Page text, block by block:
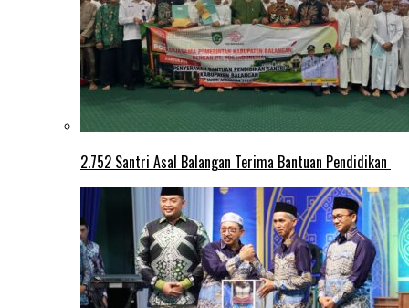
2.752 Santri Asal Balangan Terima Bantuan Pendidikan